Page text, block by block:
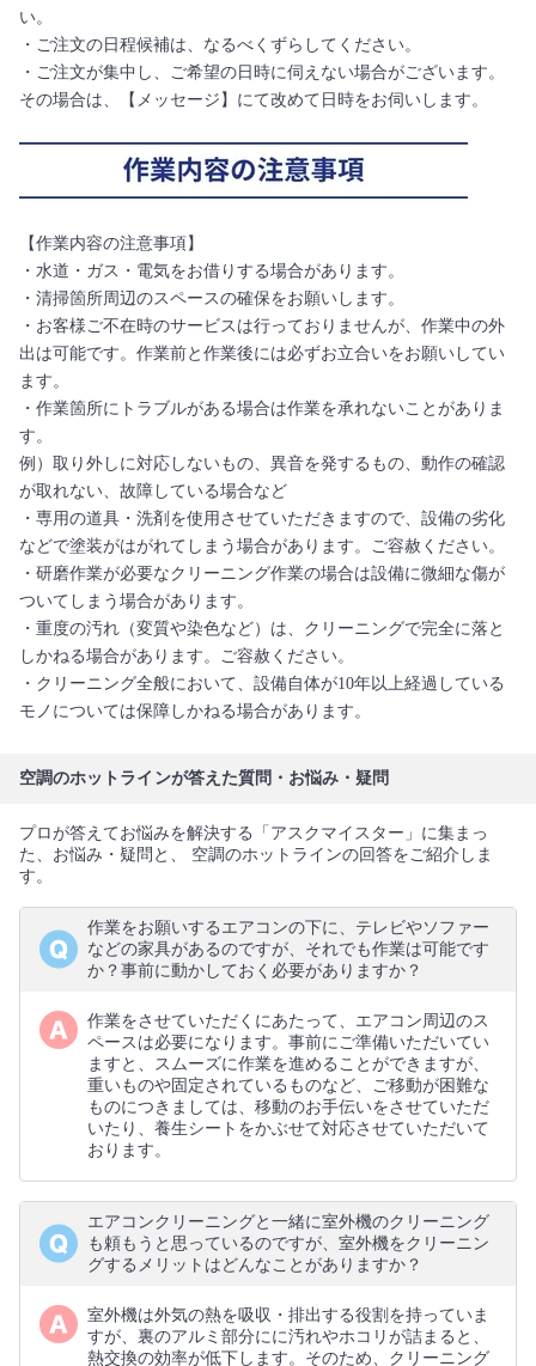
い。
・ご注文の日程候補は、なるべくずらしてください。
・ご注文が集中し、ご希望の日時に伺えない場合がございます。
その場合は、【メッセージ】にて改めて日時をお伺いします。
【作業内容の注意事項】
・水道・ガス・電気をお借りする場合があります。
・清掃箇所周辺のスペースの確保をお願いします。
・お客様ご不在時のサービスは行っておりませんが、作業中の外
出は可能です。作業前と作業後には必ずお立合いをお願いしてい
ます。
・作業箇所にトラブルがある場合は作業を承れないことがありま
す。
例）取り外しに対応しないもの、異音を発するもの、動作の確認
が取れない、故障している場合など
・専用の道具・洗剤を使用させていただきますので、設備の劣化
などで塗装がはがれてしまう場合があります。ご容赦ください。
・研磨作業が必要なクリーニング作業の場合は設備に微細な傷が
ついてしまう場合があります。
・重度の汚れ（変質や染色など）は、クリーニングで完全に落と
しかねる場合があります。ご容赦ください。
・クリーニング全般において、設備自体が10年以上経過している
モノについては保障しかねる場合があります。
空調のホットラインが答えた質問・お悩み・疑問
プロが答えてお悩みを解決する「アスクマイスター」に集まっ
た、お悩み・疑問と、 空調のホットラインの回答をご紹介しま
す。
作業をお願いするエアコンの下に、テレビやソファー
などの家具があるのですが、それでも作業は可能です
か？事前に動かしておく必要がありますか？
作業をさせていただくにあたって、エアコン周辺のス
ペースは必要になります。事前にご準備いただいてい
ますと、スムーズに作業を進めることができますが、
重いものや固定されているものなど、ご移動が困難な
ものにつきましては、移動のお手伝いをさせていただ
いたり、養生シートをかぶせて対応させていただいて
おります。
エアコンクリーニングと一緒に室外機のクリーニング
も頼もうと思っているのですが、室外機をクリーニン
グするメリットはどんなことがありますか？
室外機は外気の熱を吸収・排出する役割を持っていま
すが、裏のアルミ部分にに汚れやホコリが詰まると、
熱交換の効率が低下します。そのため、クリーニング